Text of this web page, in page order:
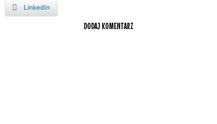
LinkedIn
DODAJ KOMENTARZ